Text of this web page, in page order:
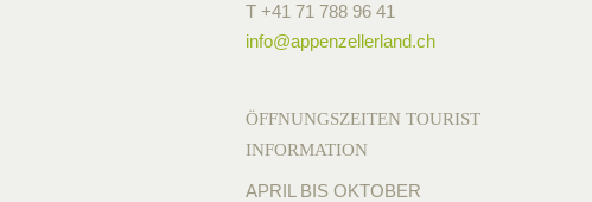
T +41 71 788 96 41
info@appenzellerland.ch
ÖFFNUNGSZEITEN TOURIST
INFORMATION
APRIL BIS OKTOBER